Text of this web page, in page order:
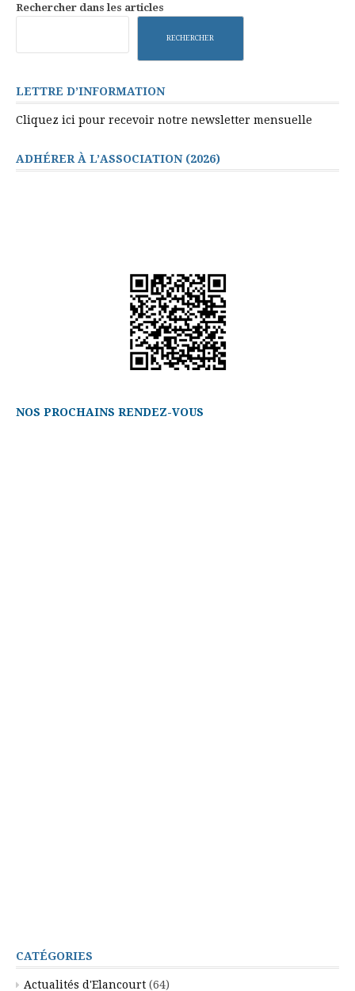
Rechercher dans les articles
RECHERCHER
LETTRE D’INFORMATION
Cliquez ici pour recevoir notre newsletter mensuelle
ADHÉRER À L’ASSOCIATION (2026)
NOS PROCHAINS RENDEZ-VOUS
CATÉGORIES
Actualités d'Elancourt (64)